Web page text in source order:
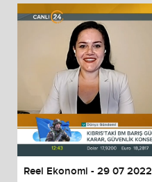
Reel Ekonomi - 29 07 2022